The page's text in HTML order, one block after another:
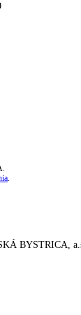
.
BYSTRICA,